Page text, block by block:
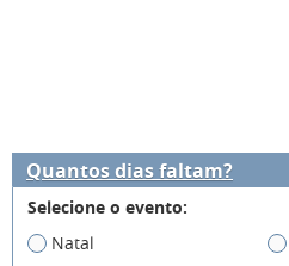
Quantos dias faltam?
Selecione o evento:
Natal